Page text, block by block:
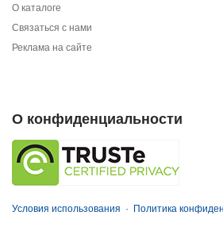
О каталоге
Связаться с нами
Реклама на сайте
О конфиденциальности
Условия использования · Политика